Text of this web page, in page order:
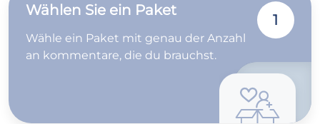
Wählen Sie ein Paket
Wähle ein Paket mit genau der Anzahl
an kommentare, die du brauchst.
1